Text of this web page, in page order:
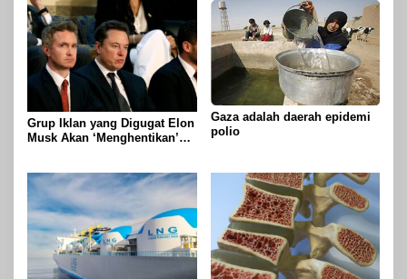
Grup Iklan yang Digugat Elon
Musk Akan ‘Menghentikan’
Gaza adalah daerah epidemi
polio